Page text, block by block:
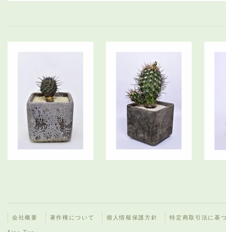
会社概要 著作権について 個人情報保護方針 特定商取引法に基